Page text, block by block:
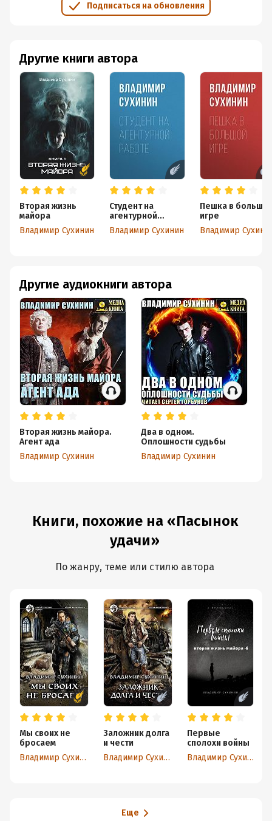
Подписаться на обновления
Другие книги автора
Вторая жизнь
майора
Владимир Сухинин
Студент на
агентурной
работе
Владимир Сухинин
Пешка в
игре
Владимир
Другие аудиокниги автора
Вторая жизнь майора.
Агент ада
Владимир Сухинин
Два в одном.
Оплошности судьбы
Владимир Сухинин
Книги, похожие на «Пасынок
удачи»
По жанру, теме или стилю автора
Мы своих не
бросаем
Владимир Сухинин
Заложник долга
и чести
Владимир Сухинин
Первые
сполохи войны
Владимир Сухинин
Еще